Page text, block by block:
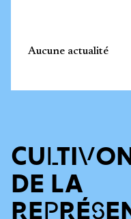
Aucune actualité
DE LA